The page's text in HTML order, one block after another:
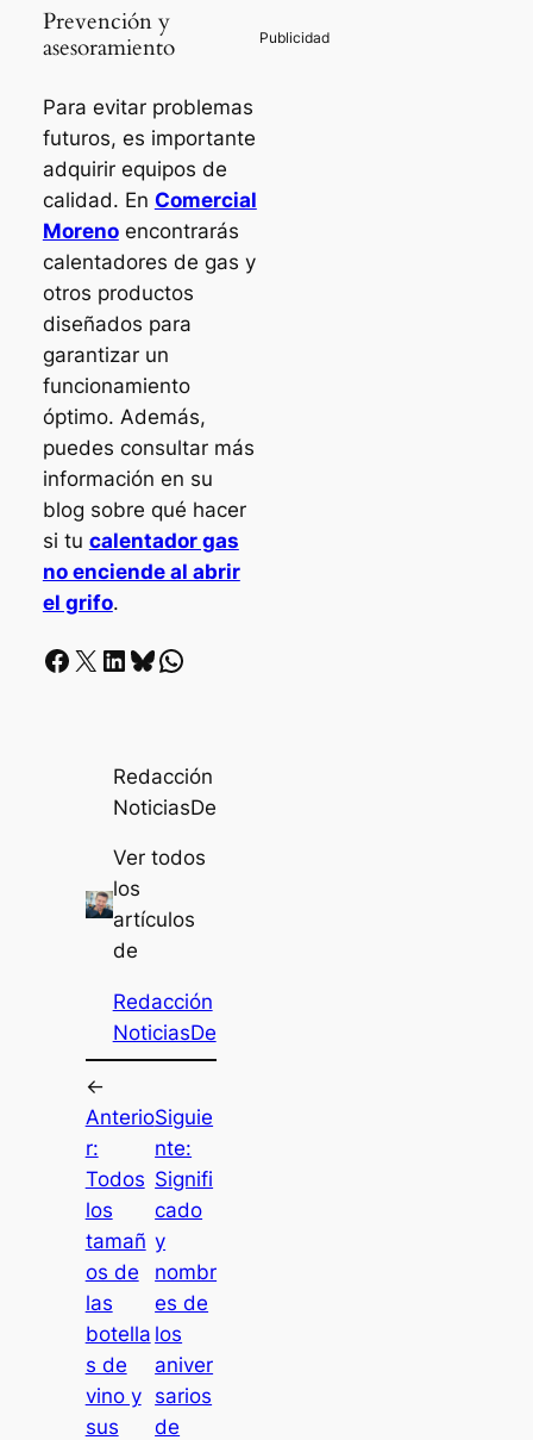
Prevención y
asesoramiento
Para evitar problemas
futuros, es importante
adquirir equipos de
calidad. En Comercial
Morenoencontrarás
calentadores de gas y
otros productos
diseñados para
garantizar un
funcionamiento
óptimo. Además,
puedes consultar más
información en su
blog sobre qué hacer
si tu calentador gas
no enciende al abrir
el grifo.
Facebook X LinkedIn Bluesky Whatsapp
Redacción
NoticiasDe
Ver todos
los
artículos
de
Redacción
NoticiasDe
←
Anterio
r:
Todos
los
tamañ
os de
las
botella
s de
vino y
sus
Siguie
nte:
Signifi
cado
y
nombr
es de
los
aniver
sarios
de